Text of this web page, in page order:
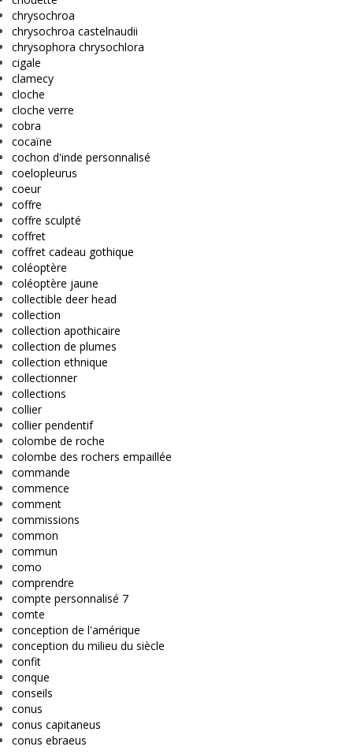
chrysochroa
chrysochroa castelnaudii
chrysophora chrysochlora
cigale
clamecy
cloche
cloche verre
cobra
cocaïne
cochon d'inde personnalisé
coelopleurus
coeur
coffre
coffre sculpté
coffret
coffret cadeau gothique
coléoptère
coléoptère jaune
collectible deer head
collection
collection apothicaire
collection de plumes
collection ethnique
collectionner
collections
collier
collier pendentif
colombe de roche
colombe des rochers empaillée
commande
commence
comment
commissions
common
commun
como
comprendre
compte personnalisé 7
comte
conception de l'amérique
conception du milieu du siècle
confit
conque
conseils
conus
conus capitaneus
conus ebraeus